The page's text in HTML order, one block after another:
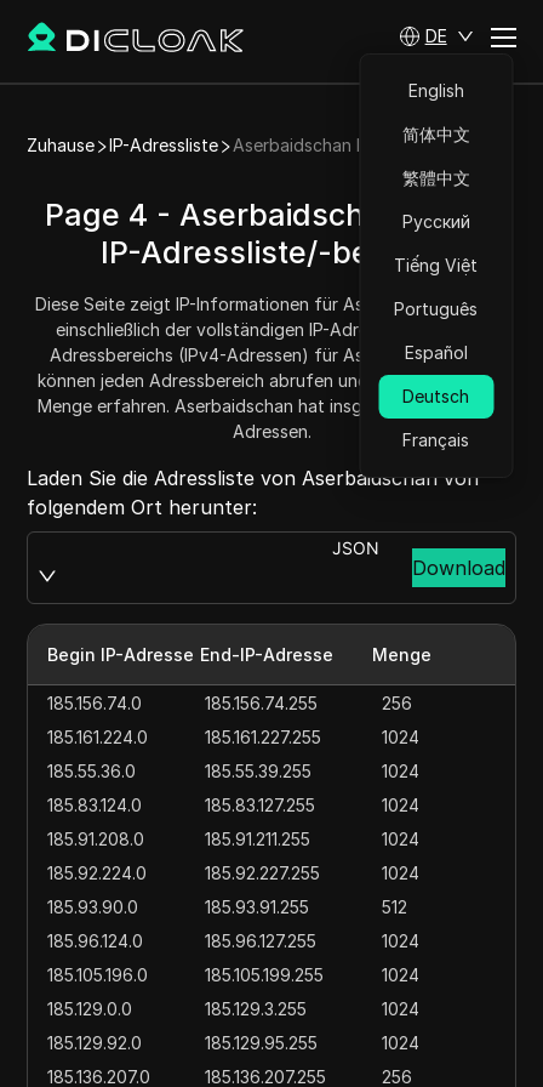
DE
English
简体中文
繁體中文
Русский
Tiếng Việt
Português
Español
Deutsch
Français
Zuhause IP-Adressliste Aserbaidschan IP-Adressliste
Page 4 - Aserbaidschan (AZ) -
IP-Adressliste/-bereich
Diese Seite zeigt IP-Informationen für Aserbaidschan (AZ),
einschließlich der vollständigen IP-Adressliste und des
Adressbereichs (IPv4-Adressen) für Aserbaidschan. Sie
können jeden Adressbereich abrufen und kopieren und die
Menge erfahren. Aserbaidschan hat insgesamt 775680 IP-
Adressen.
Laden Sie die Adressliste von Aserbaidschan von
folgendem Ort herunter:
JSON
Download
Begin IP-Adresse End-IP-Adresse Menge
185.156.74.0 185.156.74.255
256
185.161.224.0
185.161.227.255
1024
185.55.36.0
185.55.39.255
1024
185.83.124.0
185.83.127.255
1024
185.91.208.0
185.91.211.255
1024
185.92.224.0
185.92.227.255
1024
185.93.90.0
185.93.91.255
512
185.96.124.0
185.96.127.255
1024
185.105.196.0
185.105.199.255
1024
185.129.0.0
185.129.3.255
1024
185.129.92.0
185.129.95.255
1024
185.136.207.0
185.136.207.255
256